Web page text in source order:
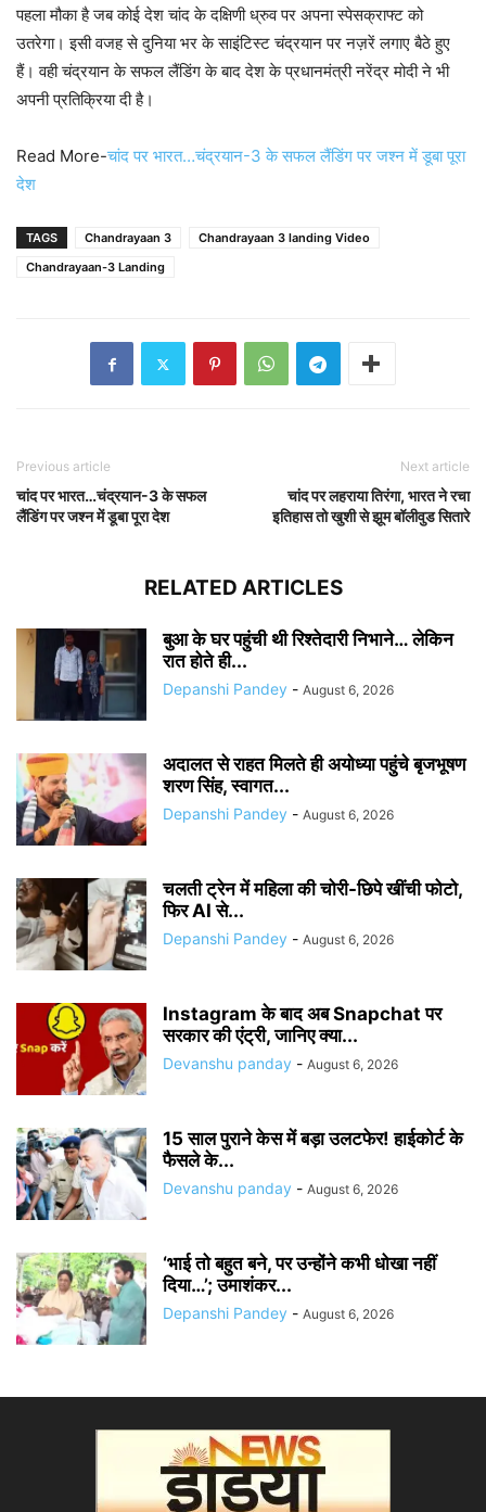
पहला मौका है जब कोई देश चांद के दक्षिणी ध्रुव पर अपना स्पेसक्राफ्ट को
उतरेगा। इसी वजह से दुनिया भर के साइंटिस्ट चंद्रयान पर नज़रें लगाए बैठे हुए
हैं। वही चंद्रयान के सफल लैंडिंग के बाद देश के प्रधानमंत्री नरेंद्र मोदी ने भी
अपनी प्रतिक्रिया दी है।
Read More-चांद पर भारत…चंद्रयान-3 के सफल लैंडिंग पर जश्न में डूबा पूरा
देश
TAGS Chandrayaan 3
Chandrayaan 3 landing Video
Chandrayaan-3 Landing
Previous article
चांद पर भारत…चंद्रयान-3 के सफल
लैंडिंग पर जश्न में डूबा पूरा देश
Next article
चांद पर लहराया तिरंगा, भारत ने रचा
इतिहास तो खुशी से झूम बॉलीवुड सितारे
RELATED ARTICLES
बुआ के घर पहुंची थी रिश्तेदारी निभाने… लेकिन
रात होते ही...
Depanshi Pandey - August 6, 2026
अदालत से राहत मिलते ही अयोध्या पहुंचे बृजभूषण
शरण सिंह, स्वागत...
Depanshi Pandey - August 6, 2026
चलती ट्रेन में महिला की चोरी-छिपे खींची फोटो,
फिर AI से...
Depanshi Pandey - August 6, 2026
Instagram के बाद अब Snapchat पर
सरकार की एंट्री, जानिए क्या...
Devanshu panday - August 6, 2026
15 साल पुराने केस में बड़ा उलटफेर! हाईकोर्ट के
फैसले के...
Devanshu panday - August 6, 2026
‘भाई तो बहुत बने, पर उन्होंने कभी धोखा नहीं
दिया…’; उमाशंकर...
Depanshi Pandey - August 6, 2026